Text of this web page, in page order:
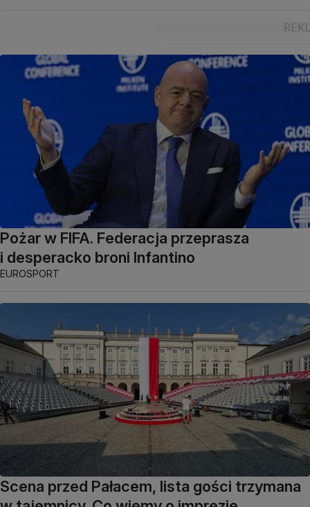
Pożar w FIFA. Federacja przeprasza
i desperacko broni Infantino
EUROSPORT
Scena przed Pałacem, lista gości trzymana